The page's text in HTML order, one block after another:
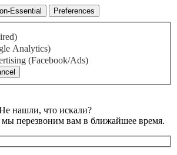
Essential Preferences
Analytics)
(Facebook/Ads)
нашли, что искали?
мы перезвоним вам в ближайшее время.